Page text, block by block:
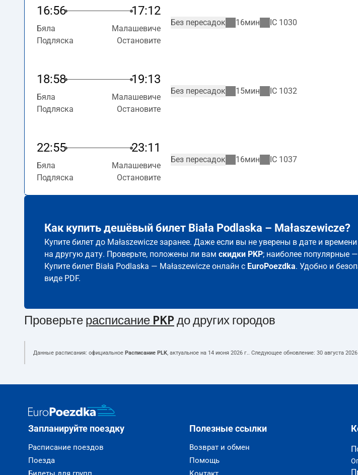
16:56 17:12
Бяла
Подляска
Малашевиче
Остановите
Без пересадок 16мин IC 1030
18:58 19:13
Бяла
Подляска
Малашевиче
Остановите
Без пересадок 15мин IC 1032
22:55 23:11
Бяла
Подляска
Малашевиче
Остановите
Без пересадок 16мин IC 1037
Как купить дешёвый билет Biała Podlaska – Małaszewicze?
Купите билет до Małaszewicze заранее. Даже если вы не уверены в дате и
на другую дату. Проверьте, положены ли вам скидки PKP; наиболее популярные
Купите билет Biała Podlaska — Małaszewicze онлайн с EuroPoezdka. Удобно и
виде PDF.
Проверьте расписание PKP до других городов
Данные расписания: официальное Расписание PLK, актуальное на 14 июня 2026 г.. Следующее обновление: 30 августа 2026
Запланируйте поездку
Расписание поездов
Поезда
Полезные ссылки
Возврат и обмен
Помощь